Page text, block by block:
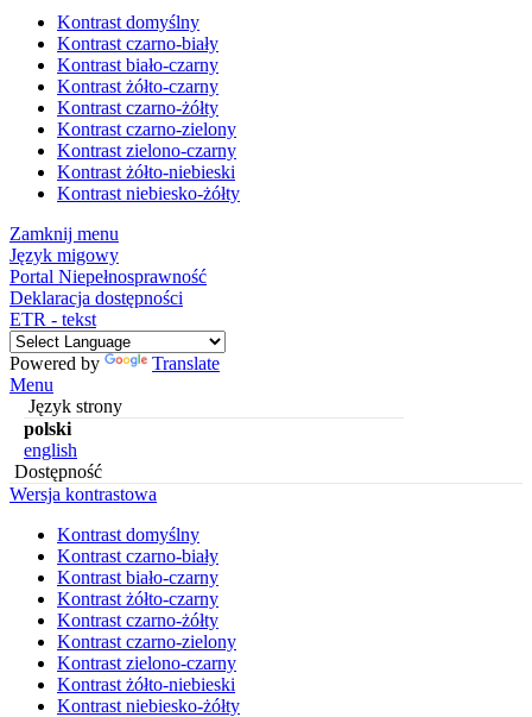
Kontrast domyślny
Kontrast czarno-biały
Kontrast biało-czarny
Kontrast żółto-czarny
Kontrast czarno-żółty
Kontrast czarno-zielony
Kontrast zielono-czarny
Kontrast żółto-niebieski
Kontrast niebiesko-żółty
Zamknij menu
Język migowy
Portal Niepełnosprawność
Deklaracja dostępności
ETR - tekst
Powered by
Translate
Menu
Język strony
polski
english
Dostępność
Wersja kontrastowa
Kontrast domyślny
Kontrast czarno-biały
Kontrast biało-czarny
Kontrast żółto-czarny
Kontrast czarno-żółty
Kontrast czarno-zielony
Kontrast zielono-czarny
Kontrast żółto-niebieski
Kontrast niebiesko-żółty